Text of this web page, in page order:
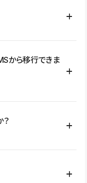
採用サイト、ブロ
紹介サイト、ポートフ
から移行できま
を整理したうえで、
の場合は、
れるわけではないた
部門での運用、権限管
携など、個別の要件が